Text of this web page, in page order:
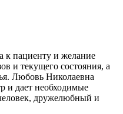
к пациенту и желание
и текущего состояния, а
Любовь Николаевна
и дает необходимые
дружелюбный и